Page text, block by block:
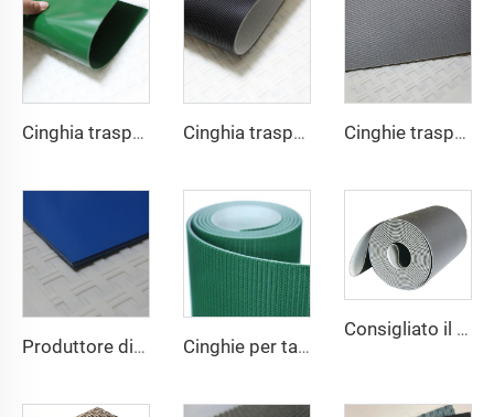
Cinghia trasportatrice in PVC prodotta in Cina a prezzo competitivo Cinghia trasportatrice in tessuto antistatico nera in PVC da 2 mm di alta qualità per il trasporto logistico, diretta dalla fabbrica Cinghie trasportatrici in PVC per logistica professionale per il settore ristorazione, ideali per un ordinamento e una distribuzione efficienti
Produttore di nastri trasportatori antistatici e antiaderenti per panifici e pasticcerie Cinghie per tapis roulant a prezzo di fabbrica Shunnai, cinghia nera da 1,6 mm, cinghia per tapis roulant in PVC
Consigliato il banco cassa del supermercato del produttore con nastro trasportatore, nastro trasportatore in PU ad alta stabilità e velocità